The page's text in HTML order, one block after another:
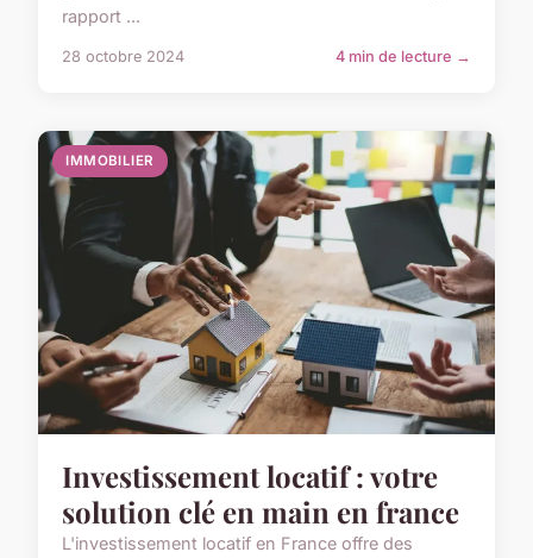
rapport ...
28 octobre 2024 4 min de lecture →
IMMOBILIER
Investissement locatif : votre
solution clé en main en france
L'investissement locatif en France offre des